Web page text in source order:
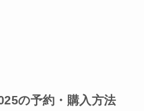
の予約・購入方法